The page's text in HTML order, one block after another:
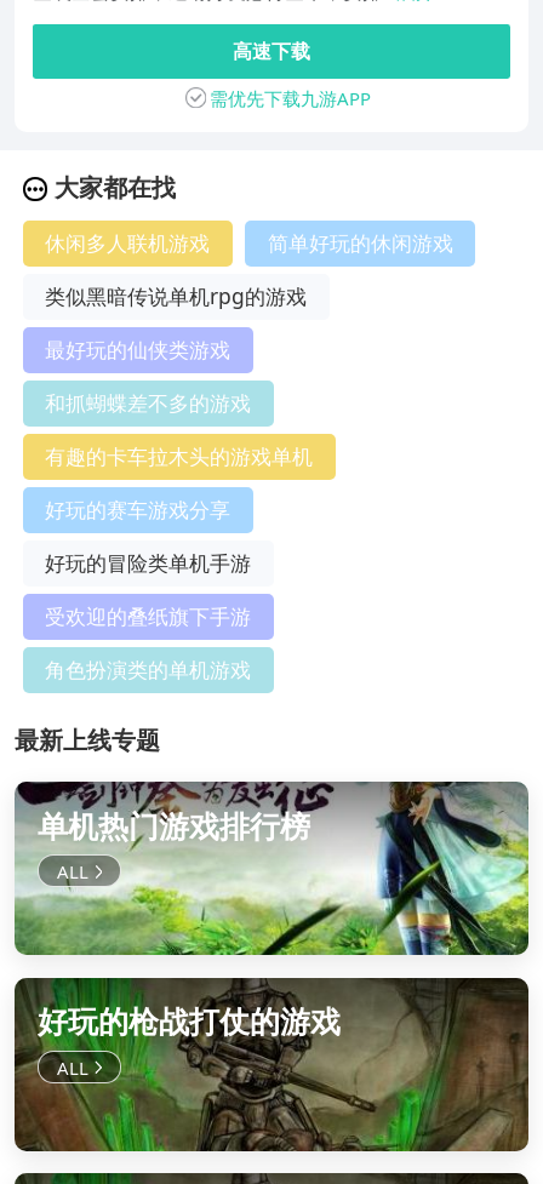
高速下载
需优先下载九游APP
大家都在找
休闲多人联机游戏
简单好玩的休闲游戏
类似黑暗传说单机rpg的游戏
最好玩的仙侠类游戏
和抓蝴蝶差不多的游戏
有趣的卡车拉木头的游戏单机
好玩的赛车游戏分享
好玩的冒险类单机手游
受欢迎的叠纸旗下手游
角色扮演类的单机游戏
最新上线专题
单机热门游戏排行榜
好玩的枪战打仗的游戏